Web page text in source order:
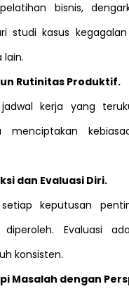
bisnis,
studi kasus
lain.
Rutinitas Produktif.
kerja yang
menciptakan
dan Evaluasi Diri.
keputusan
diperoleh. Evaluasi
konsisten.
Masalah dengan